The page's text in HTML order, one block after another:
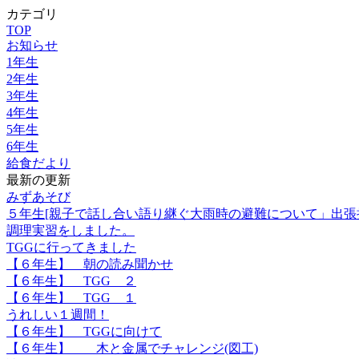
カテゴリ
TOP
お知らせ
1年生
2年生
3年生
4年生
5年生
6年生
給食だより
最新の更新
みずあそび
５年生[親子で話し合い語り継ぐ大雨時の避難について」出
調理実習をしました。
TGGに行ってきました
【６年生】 朝の読み聞かせ
【６年生】 TGG ２
【６年生】 TGG １
うれしい１週間！
【６年生】 TGGに向けて
【６年生】 木と金属でチャレンジ(図工)